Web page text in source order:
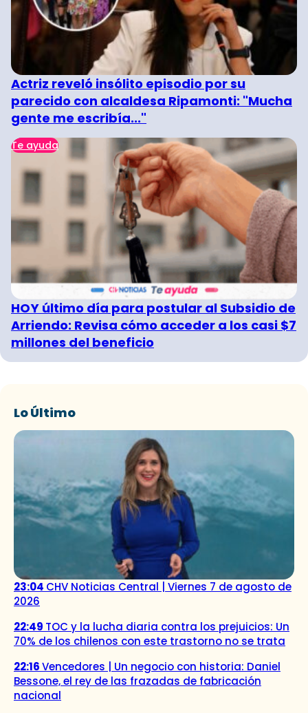
Actriz reveló insólito episodio por su
parecido con alcaldesa Ripamonti: "Mucha
gente me escribía..."
Te ayuda
HOY último día para postular al Subsidio de
Arriendo: Revisa cómo acceder a los casi $7
millones del beneficio
Lo Último
23:04 CHV Noticias Central | Viernes 7 de agosto de
2026
22:49 TOC y la lucha diaria contra los prejuicios: Un
70% de los chilenos con este trastorno no se trata
22:16Vencedores | Un negocio con historia: Daniel
Bessone, el rey de las frazadas de fabricación
nacional